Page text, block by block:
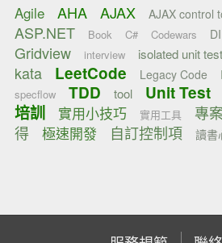
Agile AHA AJAX AJAX control
ASP.NET Book C# Codewars DI
Gridview interview isolated unit
kata LeetCode Legacy Code
specflow TDD tool Unit Test
培訓 實用小技巧 實用工具 專
得
極速開發 自訂控制項 讀書